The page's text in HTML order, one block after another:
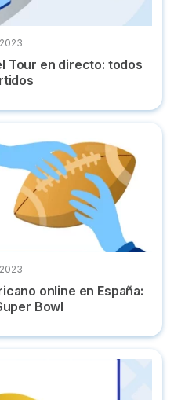
Tour en directo: todos
en España: la NFL y
online en España:
Bowl
en 2023